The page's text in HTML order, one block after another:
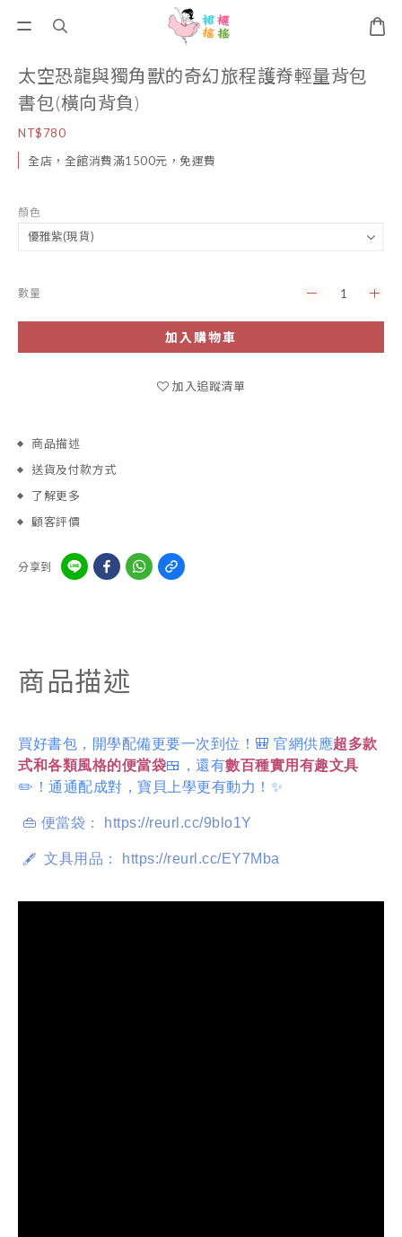
太空恐龍與獨角獸的奇幻旅程護脊輕量背包
書包(橫向背負)
NT$780
全店，全館消費滿1500元，免運費
顏色
數量
加入購物車
加入追蹤清單
商品描述
送貨及付款方式
了解更多
顧客評價
分享到
商品描述
買好書包，開學配備更要一次到位！🎒 官網供應超多款
式和各類風格的便當袋🍱，還有數百種實用有趣文具
✏️！通通配成對，寶貝上學更有動力！✨
👜 便當袋： https://reurl.cc/9blo1Y
🖋 文具用品： https://reurl.cc/EY7Mba